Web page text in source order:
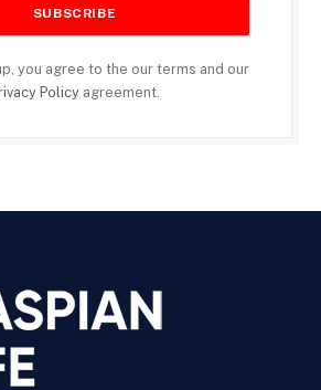
you agree to the our terms and our
Policyagreement.